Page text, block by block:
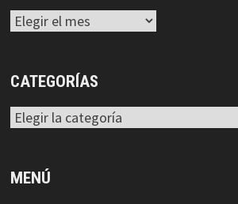
Archivos
CATEGORÍAS
Categorías
MENÚ